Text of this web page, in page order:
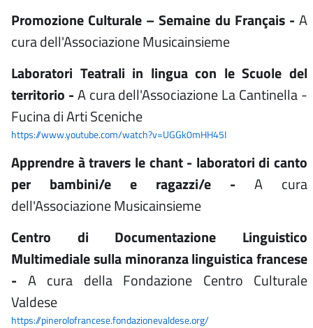
Promozione Culturale – Semaine du Français - A
cura dell'Associazione Musicainsieme
Laboratori Teatrali in lingua con le Scuole del
territorio -A cura dell'Associazione La Cantinella -
Fucina di Arti Sceniche
https://www.youtube.com/watch?v=UGGk0mHH45I
Apprendre à travers le chant - laboratori di canto
per bambini/e e ragazzi/e - A cura
dell'Associazione Musicainsieme
Centro di Documentazione Linguistico
Multimediale sulla minoranza linguistica francese
- A cura della Fondazione Centro Culturale
Valdese
https://pinerolofrancese.fondazionevaldese.org/